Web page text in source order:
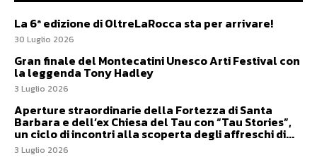
La 6ª edizione di OltreLaRocca sta per arrivare!
30 Luglio 2026
Gran finale del Montecatini Unesco Arti Festival con
la leggenda Tony Hadley
3 Luglio 2026
Aperture straordinarie della Fortezza di Santa
Barbara e dell’ex Chiesa del Tau con “Tau Stories”,
un ciclo di incontri alla scoperta degli affreschi di...
3 Luglio 2026